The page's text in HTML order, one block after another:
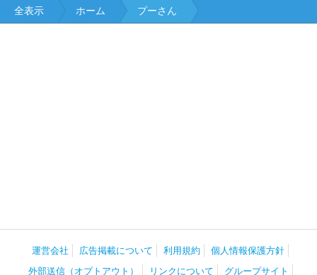
全表示 ホーム プーさん
運営会社 広告掲載について 利用規約
個人情報保護方針
外部送信（オプトアウト）
リンクについて グループサイト